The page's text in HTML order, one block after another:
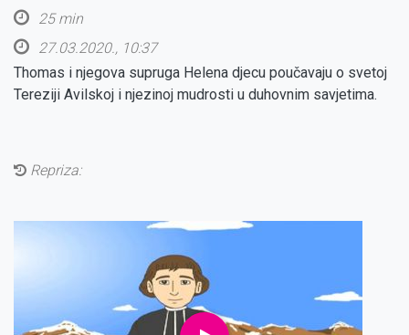
25 min
27.03.2020., 10:37
Thomas i njegova supruga Helena djecu poučavaju o svetoj
Tereziji Avilskoj i njezinoj mudrosti u duhovnim savjetima.
Repriza: